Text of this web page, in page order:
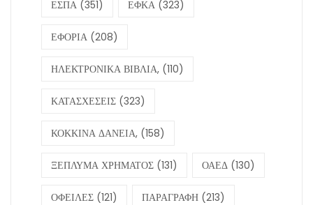
ΕΣΠΑ (351) ΕΦΚΑ (323)
ΕΦΟΡΙΑ (208)
ΗΛΕΚΤΡΟΝΙΚΑ ΒΙΒΛΙΑ, (110)
ΚΑΤΑΣΧΕΣΕΙΣ (323)
ΚΟΚΚΙΝΑ ΔΑΝΕΙΑ, (158)
ΞΕΠΛΥΜΑ ΧΡΗΜΑΤΟΣ (131) ΟΑΕΔ (130)
ΟΦΕΙΛΕΣ (121) ΠΑΡΑΓΡΑΦΗ (213)